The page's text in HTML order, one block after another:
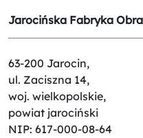
Jarocińska Fabryka
63-200 Jarocin,
ul. Zaciszna 14,
woj. wielkopolskie,
powiat jarociński
NIP: 617-000-08-64